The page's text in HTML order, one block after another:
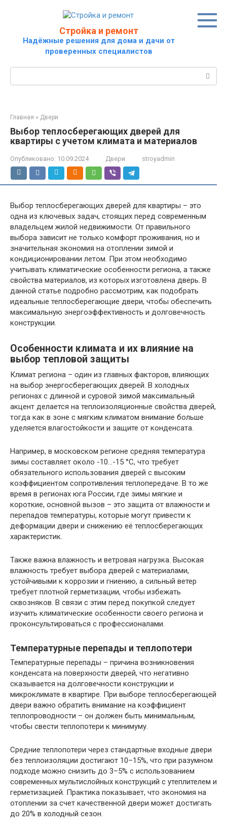
Стройка и ремонт
Надёжные решения для дома и дачи от
проверенных специалистов
Главная » Двери
Выбор теплосберегающих дверей для
квартиры с учетом климата и материалов
Опубликовано: 10.09.2024 Двери stroyadmin
Выбор теплосберегающих дверей для квартиры – это
одна из ключевых задач, стоящих перед современным
владельцем жилой недвижимости. От правильного
выбора зависит не только комфорт проживания, но и
значительная экономия на отоплении зимой и
кондиционировании летом. При этом необходимо
учитывать климатические особенности региона, а также
свойства материалов, из которых изготовлена дверь. В
данной статье подробно рассмотрим, как подобрать
идеальные теплосберегающие двери, чтобы обеспечить
максимальную энергоэффективность и долговечность
конструкции.
Особенности климата и их влияние на
выбор тепловой защиты
Климат региона – один из главных факторов, влияющих
на выбор энергосберегающих дверей. В холодных
регионах с длинной и суровой зимой максимальный
акцент делается на теплоизоляционные свойства дверей,
тогда как в зоне с мягким климатом внимание больше
уделяется влагостойкости и защите от конденсата.
Например, в московском регионе средняя температура
зимы составляет около -10…-15 °C, что требует
обязательного использования дверей с высоким
коэффициентом сопротивления теплопередаче. В то же
время в регионах юга России, где зимы мягкие и
короткие, основной вызов – это защита от влажности и
перепадов температуры, которые могут привести к
деформации двери и снижению её теплосберегающих
характеристик.
Также важна влажность и ветровая нагрузка. Высокая
влажность требует выбора дверей с материалами,
устойчивыми к коррозии и гниению, а сильный ветер
требует плотной герметизации, чтобы избежать
сквозняков. В связи с этим перед покупкой следует
изучить климатические особенности своего региона и
проконсультироваться с профессионалами.
Температурные перепады и теплопотери
Температурные перепады – причина возникновения
конденсата на поверхности дверей, что негативно
сказывается на долговечности конструкции и
микроклимате в квартире. При выборе теплосберегающей
двери важно обратить внимание на коэффициент
теплопроводности – он должен быть минимальным,
чтобы свести теплопотери к минимуму.
Средние теплопотери через стандартные входные двери
без теплоизоляции достигают 10–15%, что при разумном
подходе можно снизить до 3–5% с использованием
современных мультислойных конструкций с утеплителем и
герметизацией. Практика показывает, что экономия на
отоплении за счет качественной двери может достигать
до 20% в холодный сезон.